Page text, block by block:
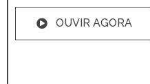
OUVIR AGORA